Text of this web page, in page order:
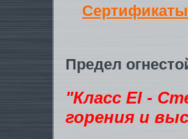
Сертификаты
Предел
"Класс EI -
горения и